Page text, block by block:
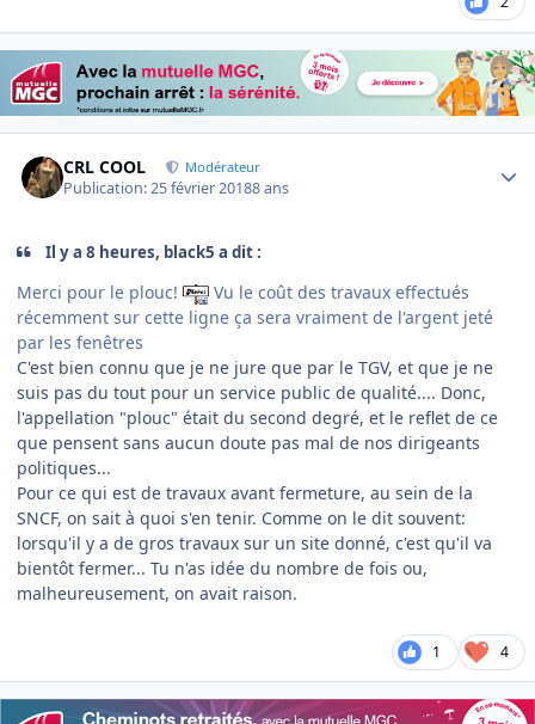
CRL COOL Modérateur
Publication:25 février 20188 ans
Il y a 8 heures, black5 a dit :
Merci pour le plouc!
Vu le coût des travaux effectués
récemment sur cette ligne ça sera vraiment de l'argent jeté
par les fenêtres
C'est bien connu que je ne jure que par le TGV, et que je ne
suis pas du tout pour un service public de qualité.... Donc,
l'appellation "plouc" était du second degré, et le reflet de ce
que pensent sans aucun doute pas mal de nos dirigeants
politiques...
Pour ce qui est de travaux avant fermeture, au sein de la
SNCF, on sait à quoi s'en tenir. Comme on le dit souvent:
lorsqu'il y a de gros travaux sur un site donné, c'est qu'il va
bientôt fermer... Tu n'as idée du nombre de fois ou,
malheureusement, on avait raison.
1 4